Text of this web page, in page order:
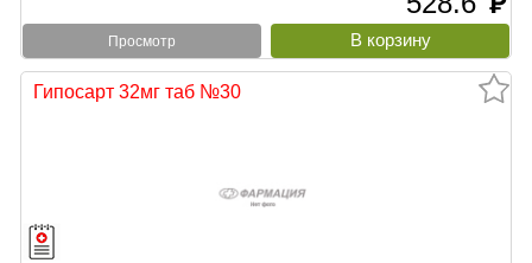
Просмотр
Гипосарт 32мг таб №30